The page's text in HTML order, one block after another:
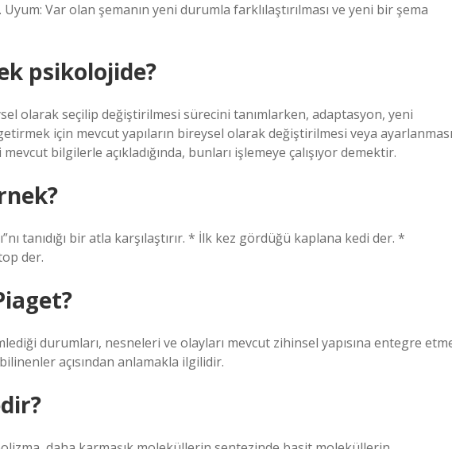
Var olan şemanın yeni durumla farklılaştırılması ve yeni bir şema
psikolojide?
olarak seçilip değiştirilmesi sürecini tanımlarken, adaptasyon, yeni
için mevcut yapıların bireysel olarak değiştirilmesi veya ayarlanması
bilgilerle açıkladığında, bunları işlemeye çalışıyor demektir.
tanıdığı bir atla karşılaştırır. * İlk kez gördüğü kaplana kedi der. *
der.
durumları, nesneleri ve olayları mevcut zihinsel yapısına entegre
açısından anlamakla ilgilidir.